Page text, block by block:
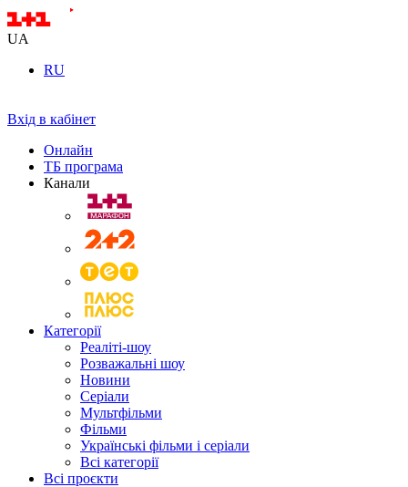
UA
RU
Вхід в кабінет
Онлайн
ТБ програма
Канали
Категорії
Реаліті-шоу
Розважальні шоу
Новини
Серіали
Мультфільми
Фільми
Українські фільми і серіали
Всі категорії
Всі проєкти